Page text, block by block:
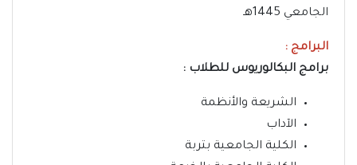
الجامعي 1445هـ
البرامج :
برامج البكالوريوس للطلاب :
الشريعة والأنظمة
الآداب
الكلية الجامعية بتربة